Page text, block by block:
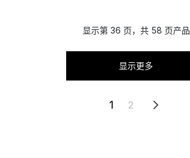
显示第 36 页，共 58 页产品
显示更多
1 2